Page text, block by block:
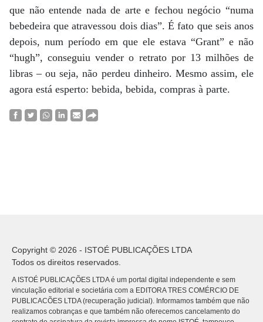
que não entende nada de arte e fechou negócio “numa
bebedeira que atravessou dois dias”. É fato que seis anos
depois, num período em que ele estava “Grant” e não
“hugh”, conseguiu vender o retrato por 13 milhões de
libras – ou seja, não perdeu dinheiro. Mesmo assim, ele
agora está esperto: bebida, bebida, compras à parte.
Copyright © 2026 - ISTOÉ PUBLICAÇÕES LTDA
Todos os direitos reservados.
A ISTOÉ PUBLICAÇÕES LTDA é um portal digital independente e sem
vinculação editorial e societária com a EDITORA TRES COMÉRCIO DE
PUBLICACÕES LTDA (recuperação judicial). Informamos também que não
realizamos cobranças e que também não oferecemos cancelamento do